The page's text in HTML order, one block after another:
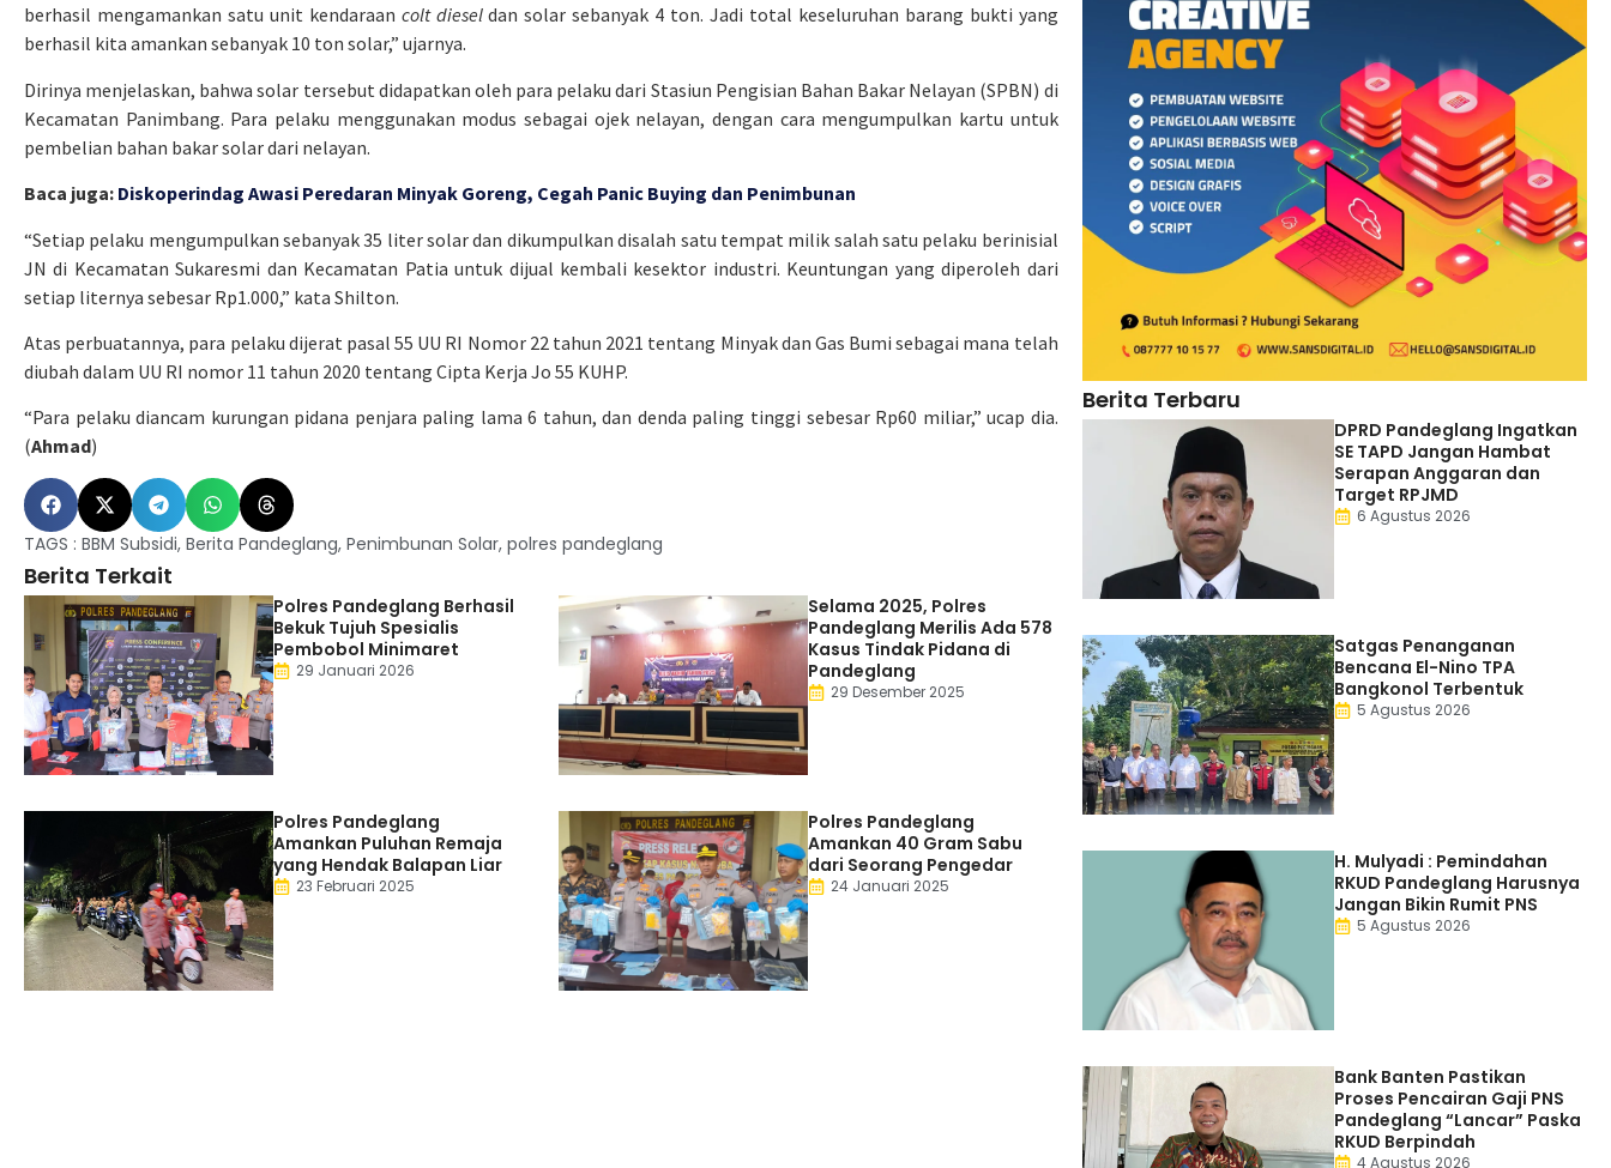
berhasil mengamankan satu unit kendaraan colt dieseldan solar sebanyak 4 ton. Jadi total keseluruhan barang bukti yang
berhasil kita amankan sebanyak 10 ton solar,” ujarnya.
Dirinya menjelaskan, bahwa solar tersebut didapatkan oleh para pelaku dari Stasiun Pengisian Bahan Bakar Nelayan (SPBN) di
Kecamatan Panimbang. Para pelaku menggunakan modus sebagai ojek nelayan, dengan cara mengumpulkan kartu untuk
pembelian bahan bakar solar dari nelayan.
Baca juga: Diskoperindag Awasi Peredaran Minyak Goreng, Cegah Panic Buying dan Penimbunan
“Setiap pelaku mengumpulkan sebanyak 35 liter solar dan dikumpulkan disalah satu tempat milik salah satu pelaku berinisial
JN di Kecamatan Sukaresmi dan Kecamatan Patia untuk dijual kembali kesektor industri. Keuntungan yang diperoleh dari
setiap liternya sebesar Rp1.000,” kata Shilton.
Atas perbuatannya, para pelaku dijerat pasal 55 UU RI Nomor 22 tahun 2021 tentang Minyak dan Gas Bumi sebagai mana telah
diubah dalam UU RI nomor 11 tahun 2020 tentang Cipta Kerja Jo 55 KUHP.
“Para pelaku diancam kurungan pidana penjara paling lama 6 tahun, dan denda paling tinggi sebesar Rp60 miliar,” ucap dia.
(Ahmad)
TAGS : BBM Subsidi, Berita Pandeglang, Penimbunan Solar, polres pandeglang
Berita Terkait
Polres Pandeglang Berhasil
Bekuk Tujuh Spesialis
Pembobol Minimaret
29 Januari 2026
Selama 2025, Polres
Pandeglang Merilis Ada 578
Kasus Tindak Pidana di
Pandeglang
29 Desember 2025
Polres Pandeglang
Amankan Puluhan Remaja
yang Hendak Balapan Liar
23 Februari 2025
Polres Pandeglang
Amankan 40 Gram Sabu
dari Seorang Pengedar
24 Januari 2025
Berita Terbaru
DPRD Pandeglang Ingatkan
SE TAPD Jangan Hambat
Serapan Anggaran dan
Target RPJMD
6 Agustus 2026
Satgas Penanganan
Bencana El-Nino TPA
Bangkonol Terbentuk
5 Agustus 2026
H. Mulyadi : Pemindahan
RKUD Pandeglang Harusnya
Jangan Bikin Rumit PNS
5 Agustus 2026
Bank Banten Pastikan
Proses Pencairan Gaji PNS
Pandeglang “Lancar” Paska
RKUD Berpindah
4 Agustus 2026